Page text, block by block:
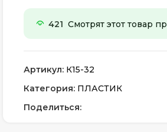
421 Смотрят этот товар
Артикул: К15-32
Категория: ПЛАСТИК
Поделиться: